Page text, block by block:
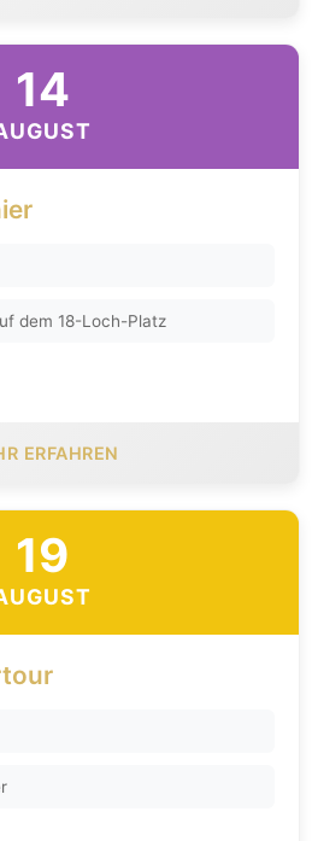
14
dem 18-Loch-Platz
ERFAHREN
19